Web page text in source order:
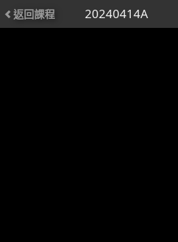
返回課程 20240414A